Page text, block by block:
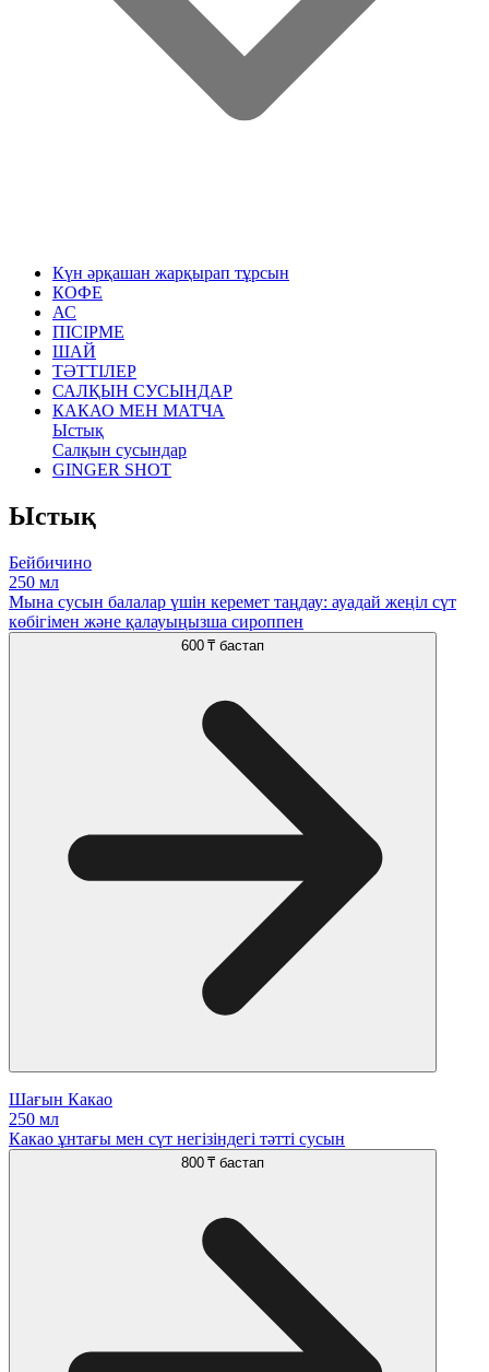
Күн әрқашан жарқырап тұрсын
КОФЕ
АС
ПІСІРМЕ
ШАЙ
ТӘТТІЛЕР
САЛҚЫН СУСЫНДАР
КАКАО МЕН МАТЧА
Ыстық
Салқын сусындар
GINGER SHOT
Ыстық
Бейбичино
250 мл
Мына сусын балалар үшін керемет таңдау: ауадай жеңіл сүт
көбігімен және қалауыңызша сироппен
600 ₸ бастап
Шағын Какао
250 мл
Какао ұнтағы мен сүт негізіндегі тәтті сусын
800 ₸ бастап